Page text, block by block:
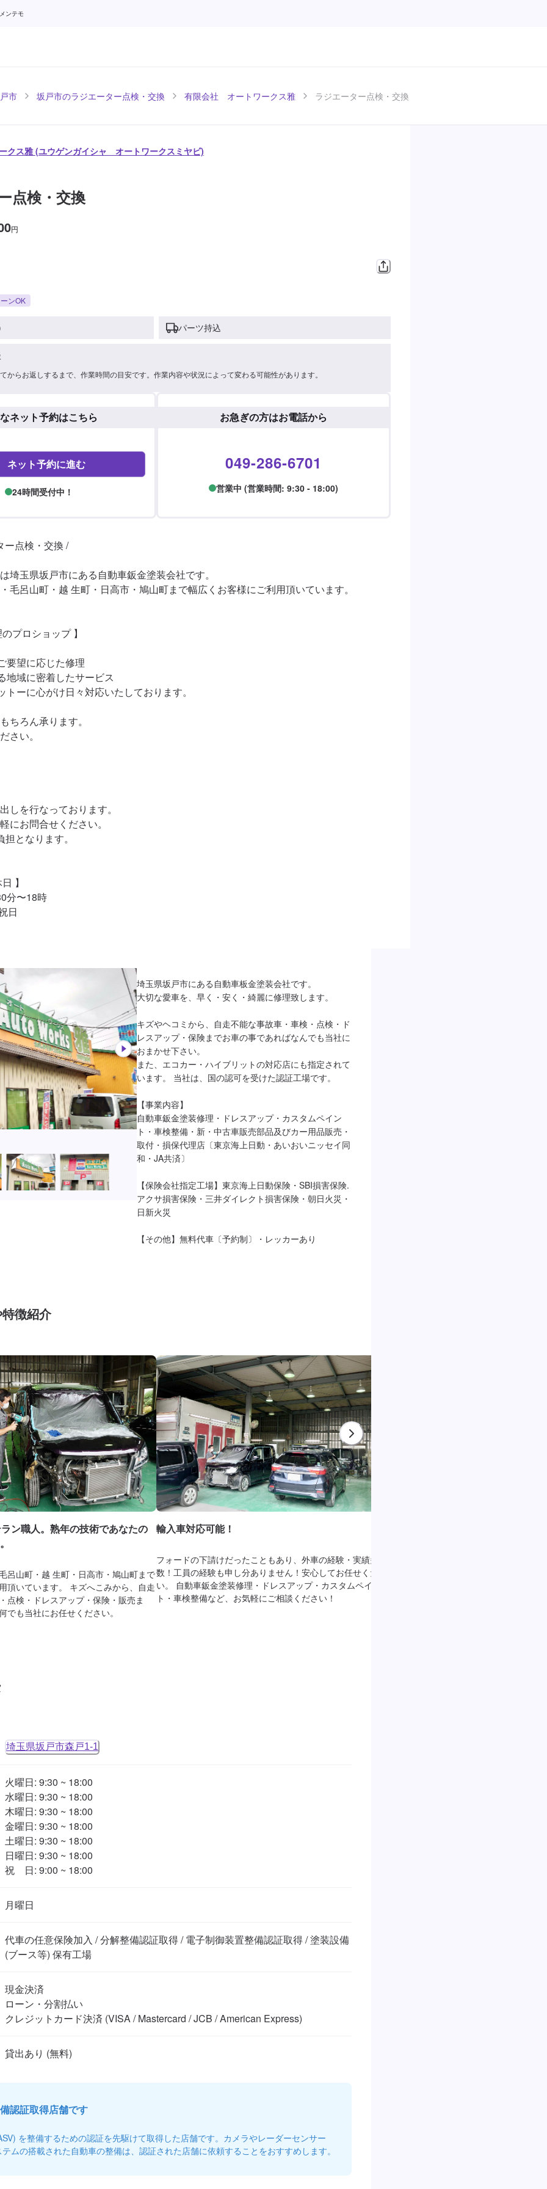
ンテモ
市 坂戸市のラジエーター点検・交換 有限会社 オートワークス雅 ラジエーター点検・交換
クス雅 (ユウゲンガイシャ オートワークスミヤビ)
点検・交換
円
ンOK
パーツ持込
からお返しするまで、作業時間の目安です。作業内容や状況によって変わる可能性があります。
ネット予約はこちら
ネット予約に進む
24時間受付中！
お急ぎの方はお電話から
049-286-6701
営業中 (営業時間: 9:30 - 18:00)
ー点検・交換 /
埼玉県坂戸市にある自動車鈑金塗装会社です。
毛呂山町・越 生町・日高市・鳩山町まで幅広くお客様にご利用頂いています。
プロショップ 】
要望に応じた修理
地域に密着したサービス
トーに心がけ日々対応いたしております。
ちろん承ります。
さい。
しを行なっております。
にお問合せください。
となります。
】
分〜18時
日
埼玉県坂戸市にある自動車板金塗装会社です。
大切な愛車を、早く・安く・綺麗に修理致します。
キズやヘコミから、自走不能な事故車・車検・点検・ド
レスアップ・保険までお車の事であればなんでも当社に
おまかせ下さい。
また、エコカー・ハイブリットの対応店にも指定されて
います。 当社は、国の認可を受けた認証工場です。
【事業内容】
自動車鈑金塗装修理・ドレスアップ・カスタムペイン
ト・車検整備・新・中古車販売部品及びカー用品販売・
取付・損保代理店〔東京海上日動・あいおいニッセイ同
和・JA共済〕
【保険会社指定工場】東京海上日動保険・SBI損害保険.
アクサ損害保険・三井ダイレクト損害保険・朝日火災・
日新火災
【その他】無料代車〔予約制〕・レッカーあり
徴紹介
ン職人。熟年の技術であなたの
呂山町・越 生町・日高市・鳩山町まで
頂いています。 キズへこみから、自走
点検・ドレスアップ・保険・販売ま
でも当社にお任せください。
輸入車対応可能！
フォードの下請けだったこともあり、外車の経験・実績多
数！工員の経験も申し分ありません！安心してお任せくださ
い。 自動車鈑金塗装修理・ドレスアップ・カスタムペイン
ト・車検整備など、お気軽にご相談ください！
埼玉県坂戸市森戸1-1
火曜日: 9:30 ~ 18:00
水曜日: 9:30 ~ 18:00
木曜日: 9:30 ~ 18:00
金曜日: 9:30 ~ 18:00
土曜日: 9:30 ~ 18:00
日曜日: 9:30 ~ 18:00
祝　日: 9:00 ~ 18:00
月曜日
代車の任意保険加入 / 分解整備認証取得 / 電子制御装置整備認証取得 / 塗装設備
(ブース等) 保有工場
現金決済
ローン・分割払い
クレジットカード決済 (VISA / Mastercard / JCB / American Express)
認証取得店舗です
を整備するための認証を先駆けて取得した店舗です。カメラやレーダーセンサー
ムの搭載された自動車の整備は、認証された店舗に依頼することをおすすめします。